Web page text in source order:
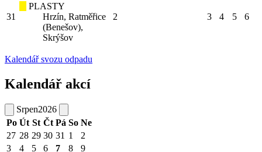
31
PLASTY
Hrzín, Ratměřice
(Benešov),
Skrýšov
2 3 4 5 6
Kalendář svozu odpadu
Kalendář akcí
Srpen2026
Po Út St Čt Pá So Ne
27 28 29 30 31 1
2
3
4 5 6 7 8
9